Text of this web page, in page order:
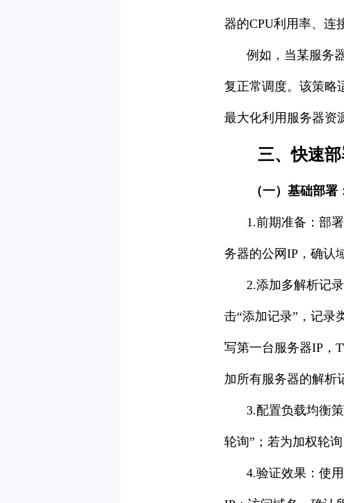
器的CPU利用率、连
例如，当某服务
复正常调度。该策略
最大化利用服务器资
三、快速
（一）基础部
1.前期准备：部
务器的公网IP，确认
2.添加多解析记
击“添加记录”，记录
写第一台服务器IP，
加所有服务器的解析
3.配置负载均衡
轮询”；若为加权轮
4.验证效果：使